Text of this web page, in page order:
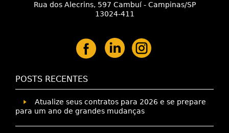
Rua dos Alecrins, 597 Cambuí - Campinas/SP
13024-411
POSTS RECENTES
Atualize seus contratos para 2026 e se prepare
para um ano de grandes mudanças